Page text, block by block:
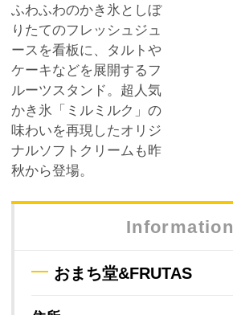
ふわふわのかき氷としぼ
りたてのフレッシュジュ
ースを看板に、タルトや
ケーキなどを展開するフ
ルーツスタンド。超人気
かき氷「ミルミルク」の
味わいを再現したオリジ
ナルソフトクリームも昨
秋から登場。
Information
おまち堂&FRUTAS